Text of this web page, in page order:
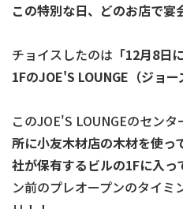
この特別な日、どのお店で宴
チョイスしたのは 「12月8日
1FのJOE'S LOUNGE（ジョー
このJOE'S LOUNGEのセンタ
所に小友木材店の木材を使っ
社が保有するビルの1Fに入っ
ン前のプレオープンのタイミ